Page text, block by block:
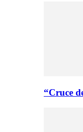
“Cruce